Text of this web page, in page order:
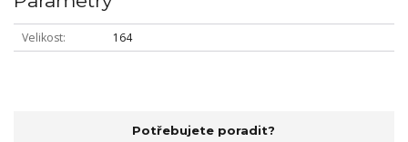
Velikost 164
Potřebujete poradit?